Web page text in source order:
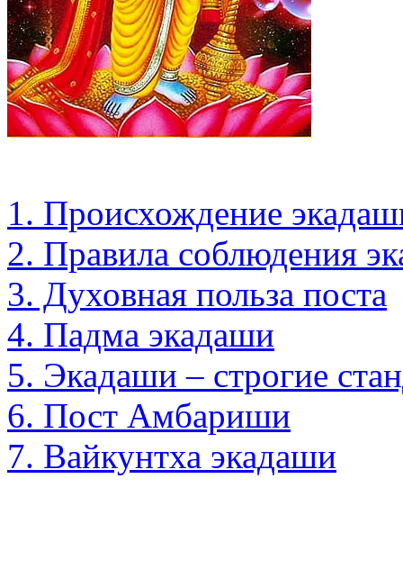
1. Происхождение
2. Правила соблюдения
3. Духовная польза поста
4. Падма экадаши
5. Экадаши – строгие
6. Пост Амбариши
7. Вайкунтха экадаши